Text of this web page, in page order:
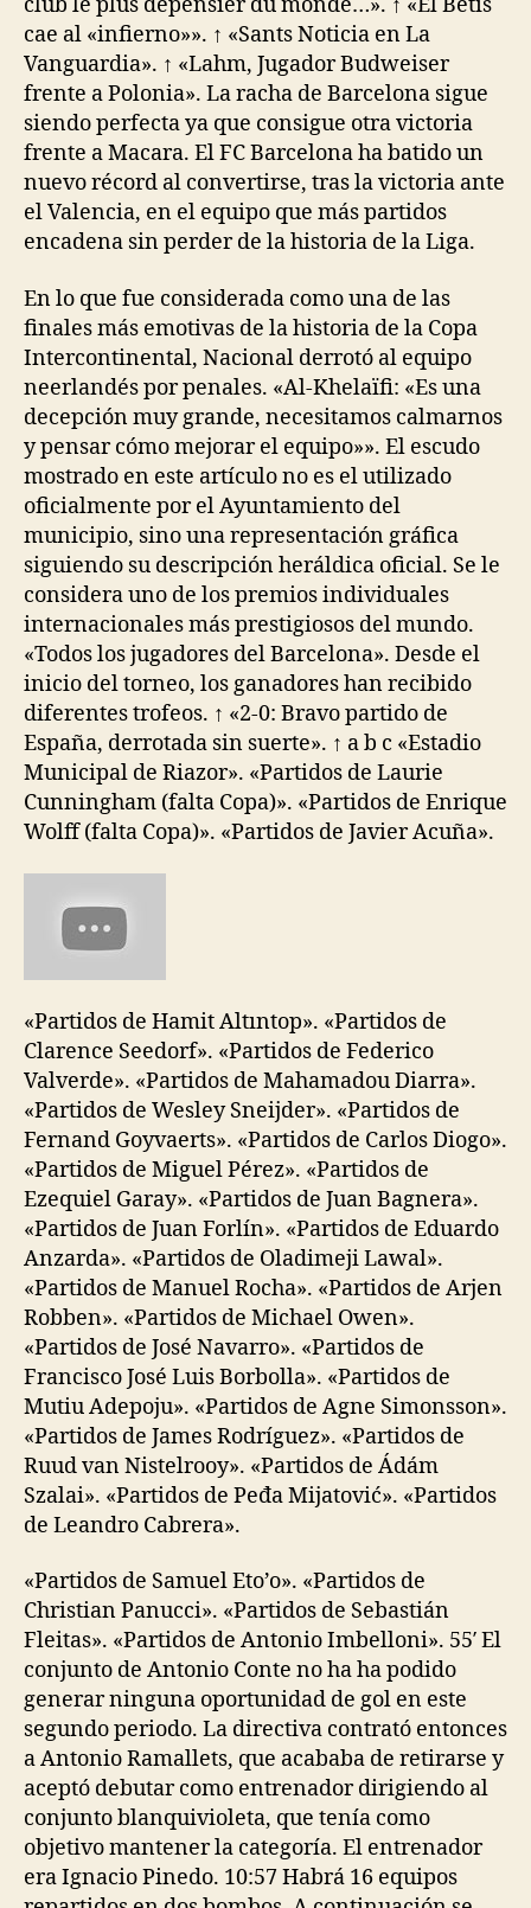
cae al «infierno»». ↑ «Sants Noticia en La
Vanguardia». ↑ «Lahm, Jugador Budweiser
frente a Polonia». La racha de Barcelona sigue
siendo perfecta ya que consigue otra victoria
frente a Macara. El FC Barcelona ha batido un
nuevo récord al convertirse, tras la victoria ante
el Valencia, en el equipo que más partidos
encadena sin perder de la historia de la Liga.
En lo que fue considerada como una de las
finales más emotivas de la historia de la Copa
Intercontinental, Nacional derrotó al equipo
neerlandés por penales. «Al-Khelaïfi: «Es una
decepción muy grande, necesitamos calmarnos
y pensar cómo mejorar el equipo»». El escudo
mostrado en este artículo no es el utilizado
oficialmente por el Ayuntamiento del
municipio, sino una representación gráfica
siguiendo su descripción heráldica oficial. Se le
considera uno de los premios individuales
internacionales más prestigiosos del mundo.
«Todos los jugadores del Barcelona». Desde el
inicio del torneo, los ganadores han recibido
diferentes trofeos. ↑ «2-0: Bravo partido de
España, derrotada sin suerte». ↑ a b c «Estadio
Municipal de Riazor». «Partidos de Laurie
Cunningham (falta Copa)». «Partidos de Enrique
Wolff (falta Copa)». «Partidos de Javier Acuña».
«Partidos de Hamit Altıntop». «Partidos de
Clarence Seedorf». «Partidos de Federico
Valverde». «Partidos de Mahamadou Diarra».
«Partidos de Wesley Sneijder». «Partidos de
Fernand Goyvaerts». «Partidos de Carlos Diogo».
«Partidos de Miguel Pérez». «Partidos de
Ezequiel Garay». «Partidos de Juan Bagnera».
«Partidos de Juan Forlín». «Partidos de Eduardo
Anzarda». «Partidos de Oladimeji Lawal».
«Partidos de Manuel Rocha». «Partidos de Arjen
Robben». «Partidos de Michael Owen».
«Partidos de José Navarro». «Partidos de
Francisco José Luis Borbolla». «Partidos de
Mutiu Adepoju». «Partidos de Agne Simonsson».
«Partidos de James Rodríguez». «Partidos de
Ruud van Nistelrooy». «Partidos de Ádám
Szalai». «Partidos de Peđa Mijatović». «Partidos
de Leandro Cabrera».
«Partidos de Samuel Eto’o». «Partidos de
Christian Panucci». «Partidos de Sebastián
Fleitas». «Partidos de Antonio Imbelloni». 55′ El
conjunto de Antonio Conte no ha ha podido
generar ninguna oportunidad de gol en este
segundo periodo. La directiva contrató entonces
a Antonio Ramallets, que acababa de retirarse y
aceptó debutar como entrenador dirigiendo al
conjunto blanquivioleta, que tenía como
objetivo mantener la categoría. El entrenador
era Ignacio Pinedo. 10:57 Habrá 16 equipos